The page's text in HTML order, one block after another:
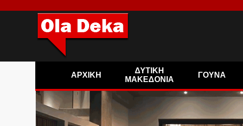
ΑΡΧΙΚΗ
ΔΥΤΙΚΗ
ΜΑΚΕΔΟΝΙΑ
ΓΟΥΝΑ